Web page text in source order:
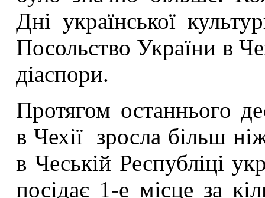
Дні української
Посольство України в
діаспори.
Протягом останнього
в Чехії зросла більш
в Чеській Республіці
посідає 1-е місце за